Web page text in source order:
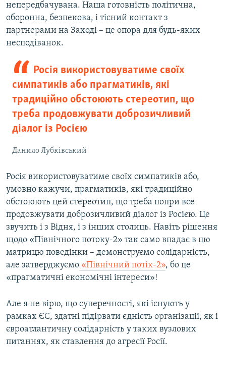
непередбачувана. Наша готовність політична,
оборонна, безпекова, і тісний контакт з
партнерами на Заході – це опора для будь-яких
несподіванок.
Росія використовуватиме своїх
симпатиків або прагматиків, які
традиційно обстоюють стереотип, що
треба продовжувати доброзичливий
діалог із Росією
Данило Лубківський
Росія використовуватиме своїх симпатиків або,
умовно кажучи, прагматиків, які традиційно
обстоюють цей стереотип, що треба попри все
продовжувати доброзичливий діалог із Росією. Це
звучить і з Відня, і з інших столиць. Навіть рішення
щодо «Північного потоку-2» так само впадає в цю
матрицю поведінки – демонструємо солідарність,
але затверджуємо «Північний потік-2», бо це
«прагматичні економічні інтереси»!
Але я не вірю, що суперечності, які існують у
рамках ЄС, здатні підірвати єдність організації, як і
євроатлантичну солідарність у таких вузлових
питаннях, як ставлення до агресії Росії.